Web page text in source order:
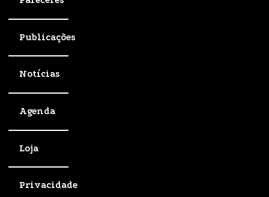
Publicações
Notícias
Agenda
Loja
Privacidade